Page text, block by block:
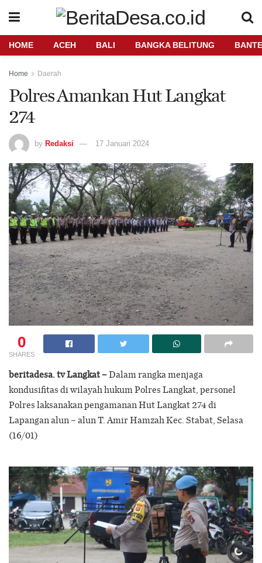
HOME ACEH BALI BANGKA BELITUNG
Home Daerah
Polres Amankan Hut Langkat
274
by Redaksi 17 Januari 2024
0
SHARES
beritadesa. tv Langkat –Dalam rangka menjaga
kondusifitas di wilayah hukum Polres Langkat, personel
Polres laksanakan pengamanan Hut Langkat 274 di
Lapangan alun – alun T. Amir Hamzah Kec. Stabat, Selasa
(16/01)